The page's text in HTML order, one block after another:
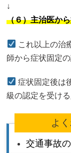
↓
（６）主治医か
これ以上の治
師から症状固定
症状固定後は
級の認定を受け
よ
交通事故